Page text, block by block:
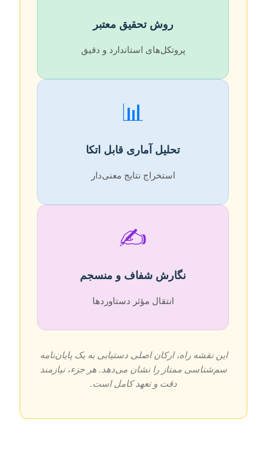
روش تحقیق معتبر
پروتکل‌های استاندارد و دقیق
📊
تحلیل آماری قابل اتکا
استخراج نتایج معنی‌دار
✍️
نگارش شفاف و منسجم
انتقال مؤثر دستاوردها
این نقشه راه، ارکان اصلی دستیابی به یک پایان‌نامه
سم‌شناسی ممتاز را نشان می‌دهد. هر جزء، نیازمند
دقت و تعهد کامل است.